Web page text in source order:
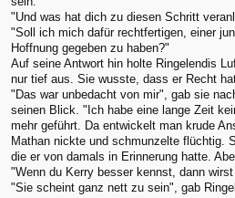
"Und was hat dich zu diesen Schritt
"Soll ich mich dafür rechtfertigen, einer
Hoffnung gegeben zu haben?"
Auf seine Antwort hin holte Ringelendis
nur tief aus. Sie wusste, dass er Recht
"Das war unbedacht von mir", gab sie
seinen Blick. "Ich habe eine lange Zeit
mehr geführt. Da entwickelt man krude
Mathan nickte und schmunzelte flüchtig.
die er von damals in Erinnerung hatte.
"Wenn du Kerry besser kennst, dann
"Sie scheint ganz nett zu sein", gab